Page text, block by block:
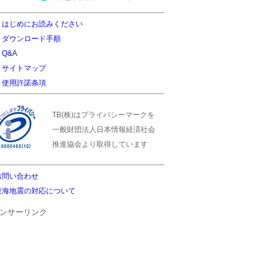
はじめにお読みください
ダウンロード手順
Q&A
サイトマップ
使用許諾条項
TB(株)はプライバシーマークを
一般財団法人日本情報経済社会
推進協会より取得しています
問い合わせ
海地震の対応について
サーリンク